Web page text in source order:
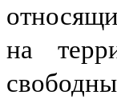
на